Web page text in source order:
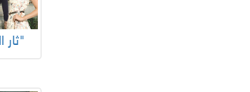
"ثار الاخوة الحلقة 45"